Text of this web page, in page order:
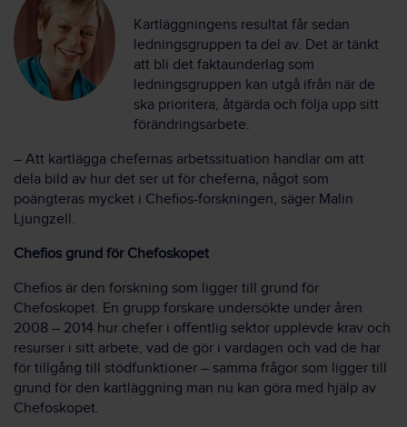
Kartläggningens resultat får sedan
ledningsgruppen ta del av. Det är tänkt
att bli det faktaunderlag som
ledningsgruppen kan utgå ifrån när de
ska prioritera, åtgärda och följa upp sitt
förändringsarbete.
– Att kartlägga chefernas arbetssituation handlar om att
dela bild av hur det ser ut för cheferna, något som
poängteras mycket i Chefios-forskningen, säger Malin
Ljungzell.
Chefios grund för Chefoskopet
Chefios är den forskning som ligger till grund för
Chefoskopet. En grupp forskare undersökte under åren
2008 – 2014 hur chefer i offentlig sektor upplevde krav och
resurser i sitt arbete, vad de gör i vardagen och vad de har
för tillgång till stödfunktioner – samma frågor som ligger till
grund för den kartläggning man nu kan göra med hjälp av
Chefoskopet.